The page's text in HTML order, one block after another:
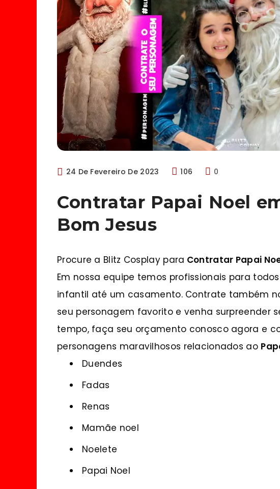
24 De Fevereiro De 2023 106 0
Contratar Papai Noel
Bom Jesus
Procure a Blitz Cosplay para Contratar Papai
Em nossa equipe temos profissionais para
infantil até um casamento. Contrate também
seu personagem favorito e venha surpreender
tempo, faça seu orçamento conosco agora e
personagens maravilhosos relacionados ao
Duendes
Fadas
Renas
Mamãe noel
Noelete
Papai Noel